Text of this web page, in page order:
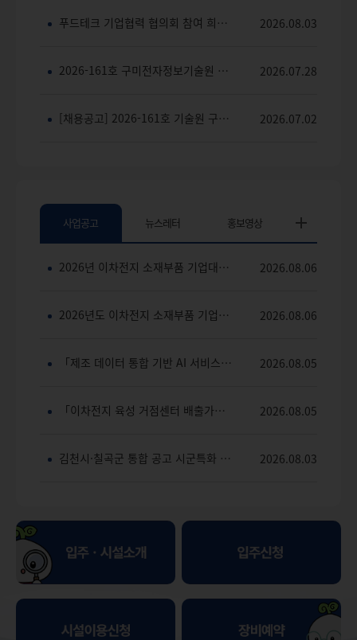
푸드테크 기업협력 협의회 참여 희망 기업 모집 공고 2026.08.03
2026-161호 구미전자정보기술원 구미컨벤션센터관 채용 공고 서류전형 결과 안내 2026.07.28
[채용공고] 2026-161호 기술원 구미컨벤션센터(구미코) 관장 채용공고 2026.07.02
사업공고
2026년 이차전지 소재부품 기업대상 기술개발 패키지 지원프로그램 참여기업 모집 공고 (상시) 2026.08.06
2026년도 이차전지 소재부품 기업대상 시제품 제작 지원프로그램 참여기업 모집 공고(상시) 2026.08.06
「제조 데이터 통합 기반 AI 서비스 개발」 용역 제안서 선정평가 예비위원 모집 2026.08.05
「이차전지 육성 거점센터 배출가스 처리장치 구매」 제안서 예비평가위원 모집 공고 2026.08.05
김천시·칠곡군 통합 공고 시군특화 맞춤형 일자리 지원사업 참여기업 모집(6차) 2026.08.03
뉴스레터 홍보영상